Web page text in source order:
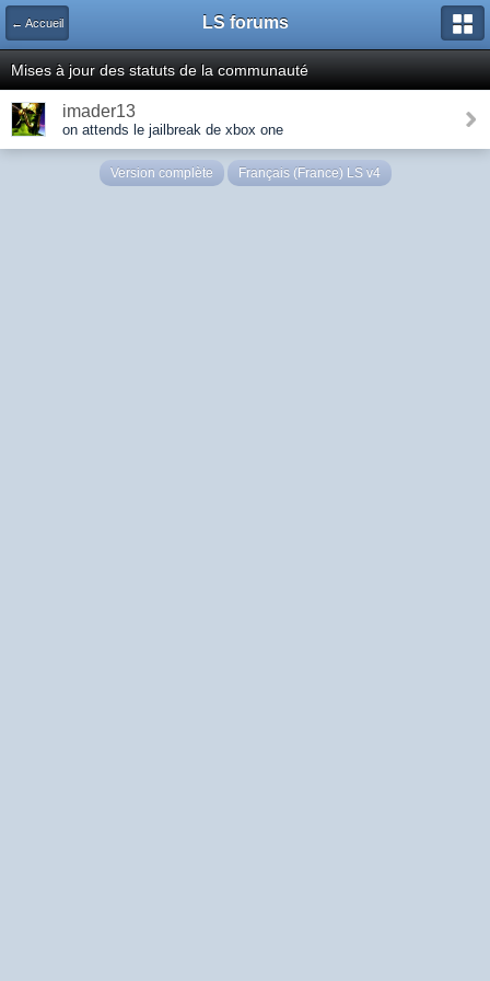
← Accueil LS forums
Mises à jour des statuts de la communauté
imader13
on attends le jailbreak de xbox one
Version complète Français (France) LS v4